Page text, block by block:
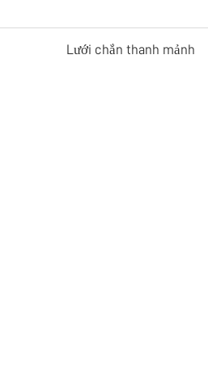
Lưới chắn thanh mảnh